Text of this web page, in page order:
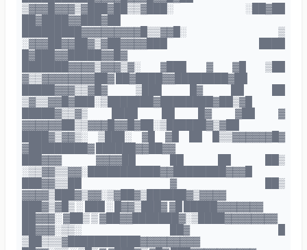
▒▓▓▓█▓▓▓▒▓███▓██▒▒▓███░ ░██▓██
██▓████▓▓███▓██
█████████▓▓▓▓▓▓▓▓▓█▒▒▓▓█░ ▒
░▓▓▓██▓▓██▓▒▓██▓▓▓▓███ ████
█▓███▓▓█████▓▓█▓
███████▓▓▓▓▒▓▓▓▒▓░ ▓███ ▓ ▓█ ▒██
▓▒▒▓▓▓▓▓▓▓▓██▓ ██▓████▓▓████████▓██
█████▓▓▓▒▒▓█▓ ▒███ █▓ ██ ██
▒▓▒▒▓▓█▓███░▒███████▓████████▓██▒▓█
█████▓▒▒▓▒ ████ ██ █▓ ▓██ ▓
▓▓▓▓▓▓██▒▒▓▓▓█▓▓█▓██░▒██████▓▒▓██
████▓▒▓▓▒░ ▒███░ ▓█ ▓█ ██ █▒▒▓▓▓▓▓▓█▓
▓█████████▓ ██████▓▓██▓▓
███▓▓▓ ▓▓▓▓██ ██ ██ ██▒
░▒▒▓▓▒▒▓▓░███████████▓▓████████▓▓▓█
███▓▓▒▒██ ▓ ██▒
▓▓▓▓▒███▓▒▓▓░▒▓██▓▒██████▓▒▓▓▓▓
███▓▒▓█▒ ░ ███ ░ █▓▓▒███▓ ▓█ █████▓▓▓▓▓▓▓
██▓▓▓░ ▓██▒ ▒ ▓██▓▓███████▓░▒████▓▓▓▓▓▓▓▓
██▓▓▓░▒▒░ ██▓ █
▒██▒▒▒▓███████████▓▓▓▓▓▓▓▓▓